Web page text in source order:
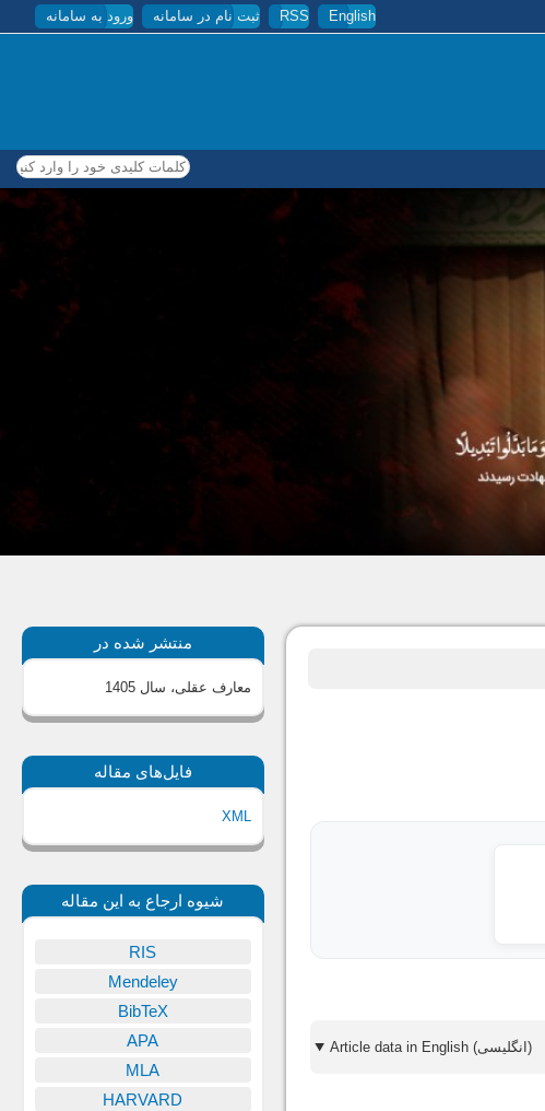
English
RSS ثبت نام در سامانه ورود به سامانه
کلمات کلیدی خود را وارد کنید
Article data in English (انگلیسی)
منتشر شده در
معارف عقلی، سال 1405
فایل‌های مقاله
XML
شیوه ارجاع به این مقاله
RIS
Mendeley
BibTeX
APA
MLA
HARVARD